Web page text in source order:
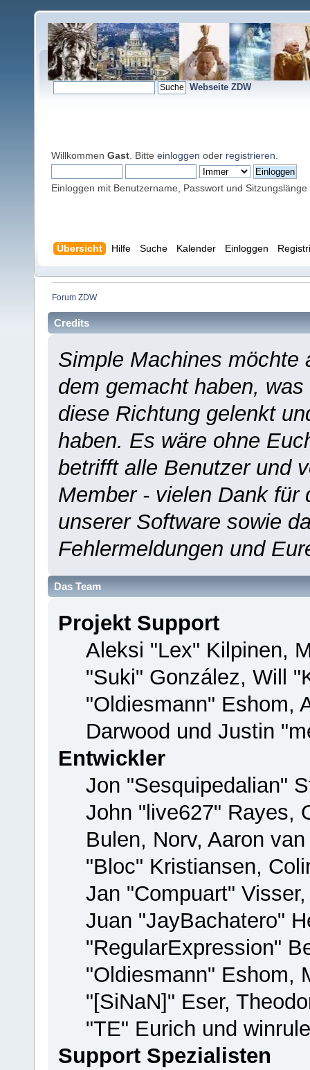
Webseite ZDW
Willkommen Gast . Bitte einloggen oder registrieren
Einloggen mit Benutzername, Passwort und Sitzungslänge
Übersicht Hilfe Suche Kalender Einloggen
Forum ZDW
Credits
Simple Machines möchte
dem gemacht haben,
diese Richtung gelenkt
haben. Es wäre ohne
betrifft alle Benutzer und
Member - vielen Dank für
unserer Software sowie
Fehlermeldungen und
Das Team
Projekt Support
Aleksi "Lex" Kilpinen,
"Suki" González, Will
"Oldiesmann" Eshom,
Darwood und Justin
Entwickler
Jon "Sesquipedalian"
John "live627" Rayes,
Bulen, Norv, Aaron
"Bloc" Kristiansen,
Jan "Compuart"
Juan "JayBachatero"
"RegularExpression"
"Oldiesmann" Eshom,
"[SiNaN]" Eser,
"TE" Eurich und
Support Spezialisten